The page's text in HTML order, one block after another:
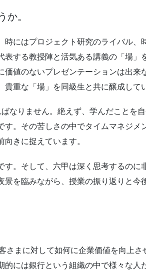
か。
にはプロジェクト研究のライバル、
する教授陣と活気ある講義の「場」
値のないプレゼンテーションは出来
重な「場」を同級生と共に醸成して
なりません。絶えず、学んだことを
。その苦しさの中でタイムマネジメ
きに捉えています。
。そして、六甲は深く思考するのに
を臨みながら、授業の振り返りと今
さまに対して如何に企業価値を向上さ
には銀行という組織の中で様々な人